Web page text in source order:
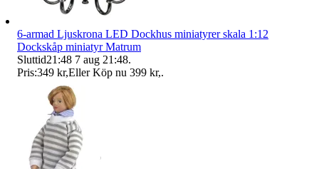
6-armad Ljuskrona LED Dockhus miniatyrer skala 1:12
Dockskåp miniatyr Matrum
Sluttid21:48 7 aug 21:48.
Pris:349 kr,Eller Köp nu 399 kr,.